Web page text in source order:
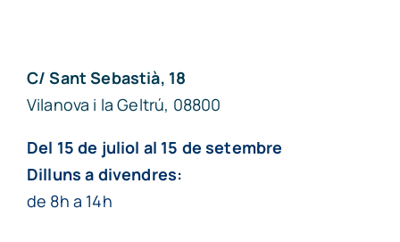
C/ Sant Sebastià, 18
Vilanova i la Geltrú, 08800
Del 15 de juliol al 15 de setembre
Dilluns a divendres:
de 8h a 14h